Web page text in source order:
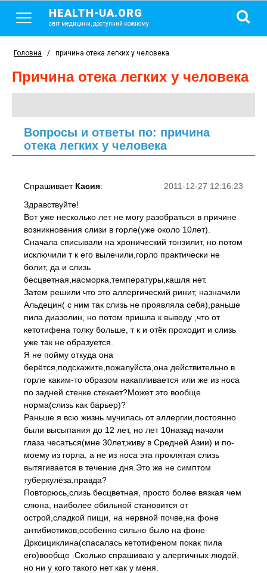
HEALTH-UA.ORG
світ медицини, доступний кожному
Головна / причина отека легких у человека
причина отека легких у человека
Вопросы и ответы по: причина
отека легких у человека
2011-12-27 12:16:23
Спрашивает Касия:
Здравствуйте!
Вот уже несколько лет не могу разобраться в причине
возникновения слизи в горле(уже около 10лет).
Сначала списывали на хронический тонзилит, но потом
исключили т к его вылечили,горло практически не
болит, да и слизь
бесцветная,насморка,температуры,кашля нет.
Затем решили что это аллергический ринит, назначили
Альдецин( с ним так слизь не проявляла себя),раньше
пила диазолин, но потом пришла к выводу ,что от
кетотифена толку больше, т к и отёк проходит и слизь
уже так не образуется.
Я не пойму откуда она
берётся,подскажите,пожалуйста,она действительно в
горле каким-то образом накапливается или же из носа
по задней стенке стекает?Может это вообще
норма(слизь как барьер)?
Раньше я всю жизнь мучилась от аллергии,постоянно
были высыпания до 12 лет, но лет 10назад начали
глаза чесаться(мне 30лет,живу в Средней Азии) и по-
моему из горла, а не из носа эта проклятая слизь
вытягивается в течение дня.Это же не симптом
туберкулёза,правда?
Повторюсь,слизь бесцветная, просто более вязкая чем
слюна, наиболее обильной становится от
острой,сладкой пищи, на нервной почве,на фоне
антибиотиков,особенно сильно было на фоне
Дрксициклина(спасалась кетотифеном покак пила
его)вообще .Сколько спрашиваю у алергичных людей,
но ни у кого такого нет как у меня.